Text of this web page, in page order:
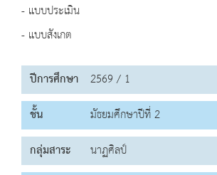
- แบบประเมิน
- แบบสังเกต
ปีการศึกษา 2569 / 1
ชั้น
มัธยมศึกษาปีที่ 2
กลุ่มสาระ
นาฏศิลป์